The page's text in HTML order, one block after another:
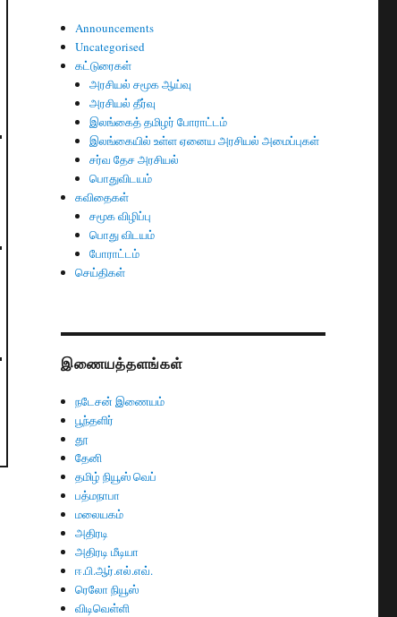
Announcements
Uncategorised
கட்டுரைகள்
அரசியல் சமூக ஆய்வு
அரசியல் தீர்வு
இலங்கைத் தமிழர் போராட்டம்
இலங்கையில் உள்ள ஏனைய அரசியல் அமைப்புகள்
சர்வ தேச அரசியல்
பொதுவிடயம்
கவிதைகள்
சமூக விழிப்பு
பொது விடயம்
போராட்டம்
செய்திகள்
இணையத்தளங்கள்
நடேசன் இணையம்
பூந்தளிர்
தூ
தேனி
தமிழ் நியூஸ் வெப்
பத்மநாபா
மலையகம்
அதிரடி
அதிரடி மீடியா
ஈ.பி.ஆர்.எல்.எவ்.
ரெலோ நியூஸ்
விடிவெள்ளி